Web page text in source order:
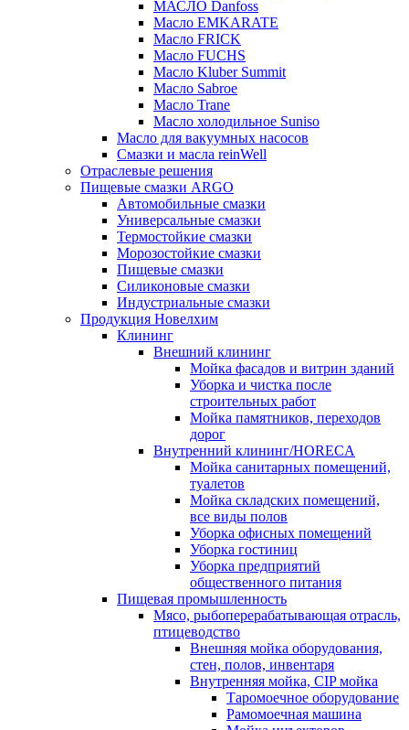
МАСЛО Danfoss
Масло EMKARATE
Масло FRICK
Масло FUCHS
Масло Kluber Summit
Масло Sabroe
Масло Trane
Масло холодильное Suniso
Масло для вакуумных насосов
Смазки и масла reinWell
Отраслевые решения
Пищевые смазки ARGO
Автомобильные смазки
Универсальные смазки
Термостойкие смазки
Морозостойкие смазки
Пищевые смазки
Силиконовые смазки
Индустриальные смазки
Продукция Новелхим
Клининг
Внешний клининг
Мойка фасадов и витрин зданий
Уборка и чистка после
строительных работ
Мойка памятников, переходов
дорог
Внутренний клининг/HORECA
Мойка санитарных помещений,
туалетов
Мойка складских помещений,
все виды полов
Уборка офисных помещений
Уборка гостиниц
Уборка предприятий
общественного питания
Пищевая промышленность
Мясо, рыбоперерабатывающая отрасль,
птицеводство
Внешняя мойка оборудования,
стен, полов, инвентаря
Внутренняя мойка, CIP мойка
Таромоечное оборудование
Рамомоечная машина